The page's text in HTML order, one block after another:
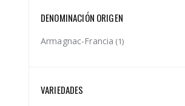
DENOMINACIÓN ORIGEN
Armagnac-Francia (1)
VARIEDADES